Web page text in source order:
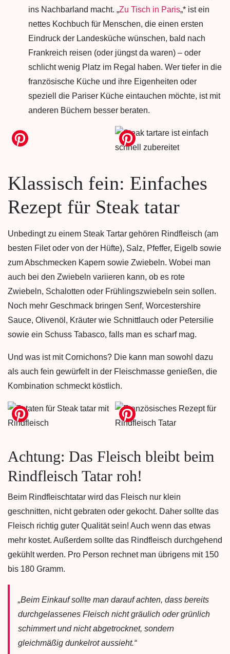
ins Nachbarland macht. „Zu Tisch in Paris„* ist ein
nettes Kochbuch für Menschen, die einen ersten
Eindruck der Landesküche wünschen, bald nach
Frankreich reisen (oder jüngst da waren) – oder
schlicht wenig Platz im Regal haben. Wer tiefer in die
französische Küche und ihre Eigenheiten oder
speziell die Pariser Küche eintauchen möchte, ist mit
anderen Büchern besser beraten.
Klassisch fein: Einfaches
Rezept für Steak tatar
Unbedingt zu einem Steak Tartar gehören Rindfleisch (am
besten Filet oder von der Hüfte), Salz, Pfeffer, Eigelb sowie
zum Abschmecken Kapern sowie Zwiebeln. Wobei man
auch bei den Zwiebeln variieren kann, ob es rote
Zwiebeln, Schalotten oder Frühlingszwiebeln sein sollen.
Noch mehr Geschmack bringen Senf, Worcestershire
Sauce, Olivenöl, Kräuter wie Schnittlauch oder Petersilie
sowie ein Schuss Tabasco, falls man es scharf mag.
Und was ist mit Cornichons? Die kann man sowohl dazu
als auch fein gewürfelt in der Fleischmasse genießen, die
Kombination schmeckt köstlich.
Achtung: Das Fleisch bleibt beim
Rindfleisch Tatar roh!
Beim Rindfleischtatar wird das Fleisch nur klein
geschnitten, nicht gebraten oder gekocht. Daher sollte das
Fleisch richtig guter Qualität sein! Auch wenn das etwas
mehr kostet. Außerdem sollte das Rindfleisch durchgehend
gekühlt werden. Pro Person rechnet man übrigens mit 150
bis 180 Gramm.
„Beim Einkauf sollte man darauf achten, dass bereits
durchgelassenes Fleisch nicht gräulich oder grünlich
schimmert und nicht abgetrocknet, sondern
gleichmäßig dunkelrot aussieht.“